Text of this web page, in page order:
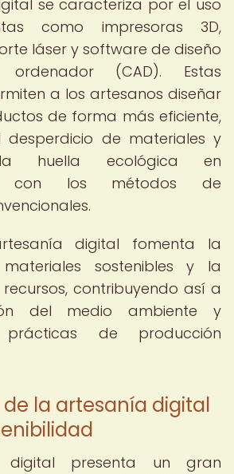
se caracteriza por el uso
como impresoras 3D,
láser y software de diseño
(CAD). Estas
a los artesanos diseñar
de forma más eficiente,
desperdicio de materiales y
la huella ecológica en
con los métodos de
digital fomenta la
sostenibles y la
contribuyendo así a
del medio ambiente y
prácticas de producción
de la artesanía digital
digital presenta un gran